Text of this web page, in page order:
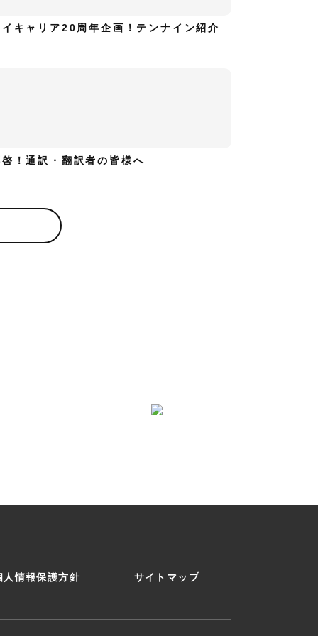
イキャリア20周年企画！テンナイン紹介
啓！通訳・翻訳者の皆様へ
人情報保護方針 サイトマップ